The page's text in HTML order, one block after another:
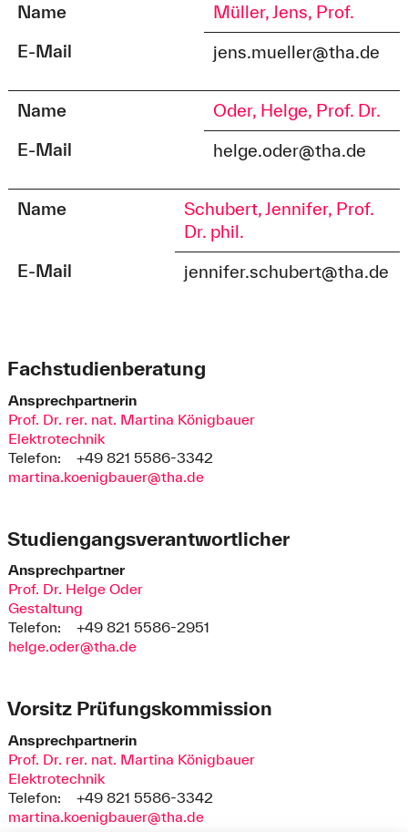
Name
Müller, Jens, Prof.
E-Mail
jens.mueller@tha.de
Name
Oder, Helge, Prof. Dr.
E-Mail
helge.oder@tha.de
Name
Schubert, Jennifer, Prof.
Dr. phil.
E-Mail
jennifer.schubert@tha.de
Fachstudienberatung
Ansprechpartnerin
Prof. Dr. rer. nat. Martina Königbauer
Elektrotechnik
Telefon:
+49 821 5586-3342
martina.koenigbauer@tha.de
Studiengangsverantwortlicher
Ansprechpartner
Prof. Dr. Helge Oder
Gestaltung
Telefon:
+49 821 5586-2951
helge.oder@tha.de
Vorsitz Prüfungskommission
Ansprechpartnerin
Prof. Dr. rer. nat. Martina Königbauer
Elektrotechnik
Telefon:
+49 821 5586-3342
martina.koenigbauer@tha.de